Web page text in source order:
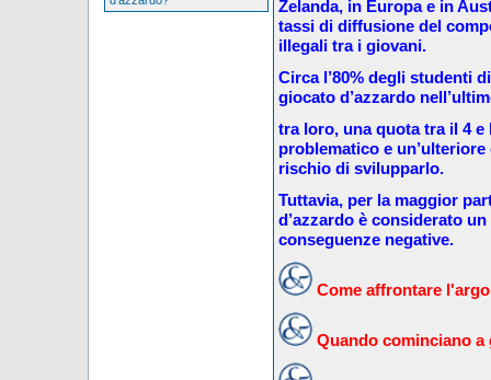
Zelanda, in Europa e in
tassi di diffusione del
illegali tra i giovani.
Circa l’80% degli studenti
giocato d’azzardo
tra loro, una quota tra il 4 e
problematico e
rischio di svilupparlo.
Tuttavia, per la maggior
d’azzardo è considerato
conseguenze negative.
Come affrontare
Quando cominciano a